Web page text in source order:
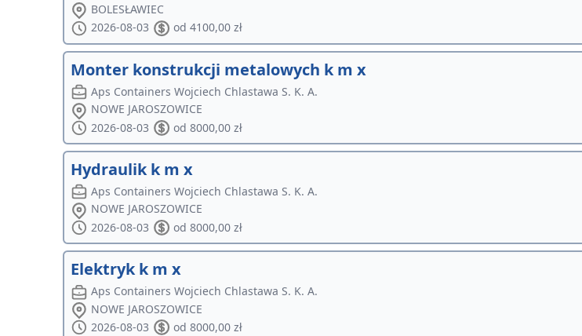
BOLESŁAWIEC
2026-08-03
od 4100,00 zł
Monter konstrukcji metalowych k m x
Aps Containers Wojciech Chlastawa S. K. A.
NOWE JAROSZOWICE
2026-08-03
od 8000,00 zł
Hydraulik k m x
Aps Containers Wojciech Chlastawa S. K. A.
NOWE JAROSZOWICE
2026-08-03
od 8000,00 zł
Elektryk k m x
Aps Containers Wojciech Chlastawa S. K. A.
NOWE JAROSZOWICE
2026-08-03
od 8000,00 zł